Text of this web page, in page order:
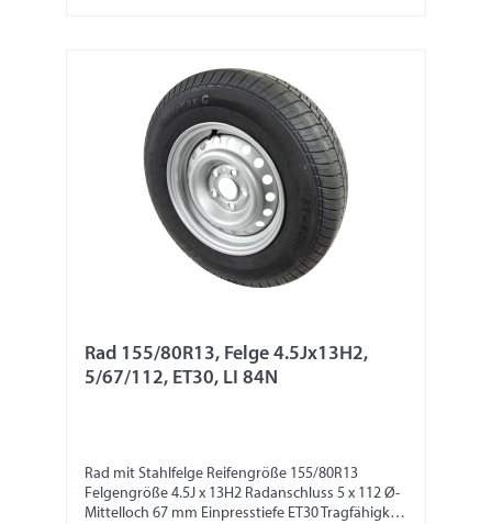
Rad 155/80R13, Felge 4.5Jx13H2,
5/67/112, ET30, LI 84N
Rad mit Stahlfelge Reifengröße 155/80R13
Felgengröße 4.5J x 13H2 Radanschluss 5 x 112 Ø-
Mittelloch 67 mm Einpresstiefe ET30 Tragfähigkeit